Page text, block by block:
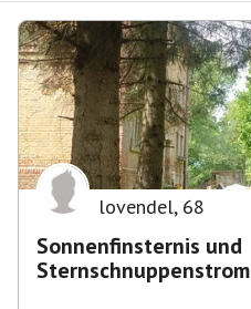
lovendel, 68
Sonnenfinsternis und
Sternschnuppenstrom